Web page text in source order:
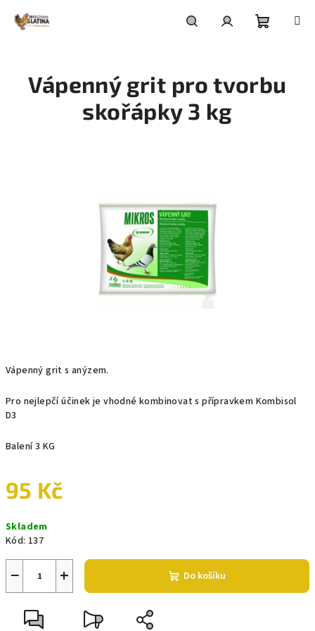
obsah
košík
Vápenný grit s anýzem.
Pro nejlepčí účinek je vhodné kombinovat s přípravkem Kombisol
D3
Balení 3 KG
95 Kč
cena:
Skladem
Kód: 137
+
− Do košíku
Vápenný grit pro tvorbu
skořápky 3 kg